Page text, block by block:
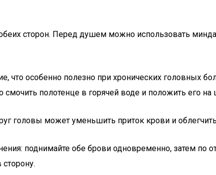
сторон. Перед душем можно использовать
особенно полезно при хронических головных
полотенце в горячей воде и положить его
головы может уменьшить приток крови и
поднимайте обе брови одновременно, затем по